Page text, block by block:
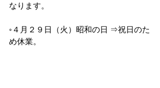
なります。
◦４月２９日（火）昭和の日 ⇒祝日のた
め休業。